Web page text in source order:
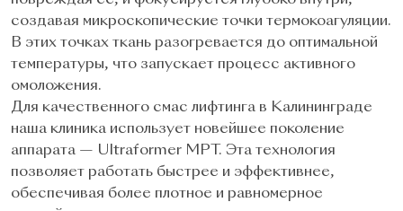
создавая микроскопические точки термокоагуляции.
В этих точках ткань разогревается до оптимальной
температуры, что запускает процесс активного
омоложения.
Для качественного смас лифтинга в Калининграде
наша клиника использует новейшее поколение
аппарата — Ultraformer MPT. Эта технология
позволяет работать быстрее и эффективнее,
обеспечивая более плотное и равномерное